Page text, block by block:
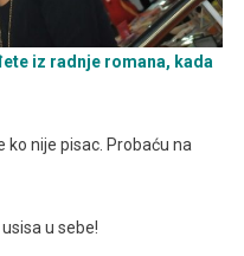
iz radnje romana, kada
nije pisac. Probaću na
u sebe!